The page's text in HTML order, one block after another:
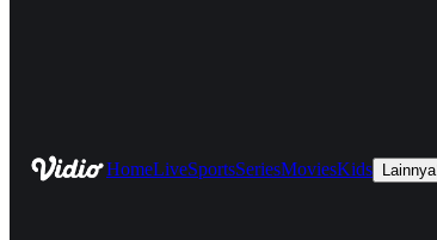
HomeLiveSportsSeriesMoviesKids Lainnya